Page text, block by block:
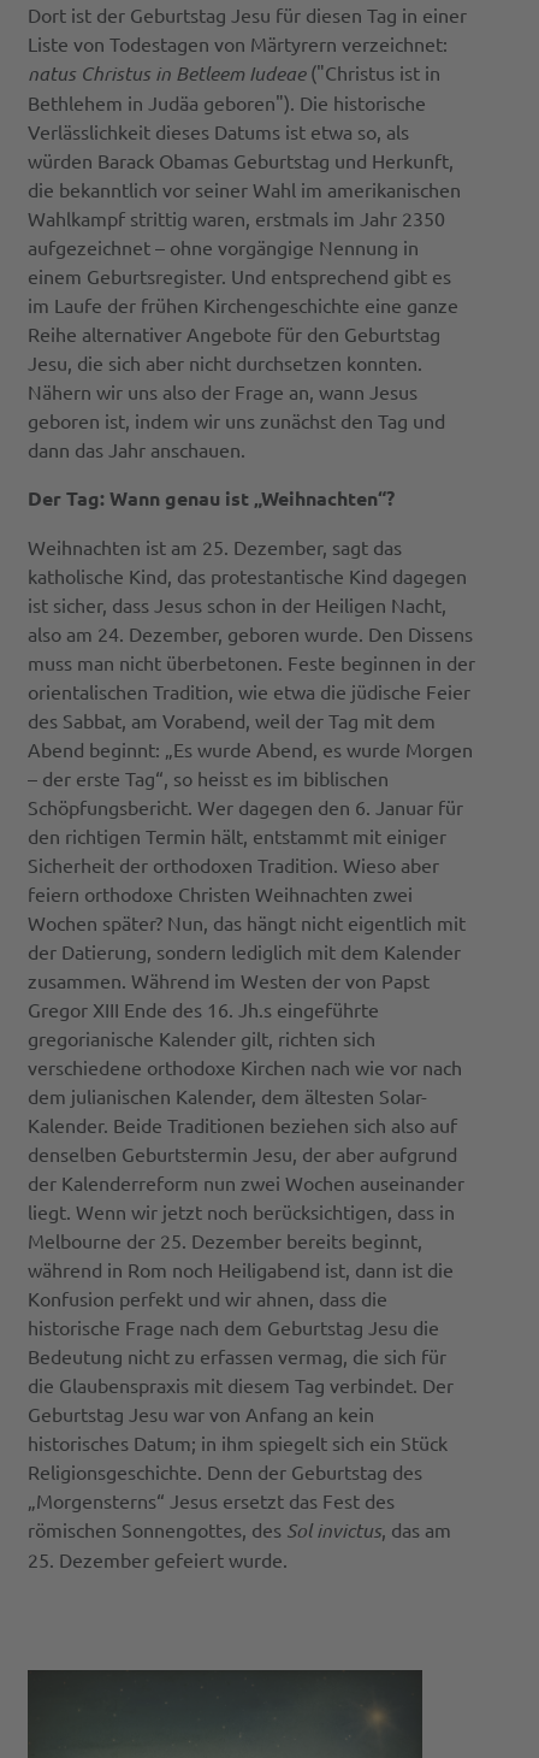
Dort ist der Geburtstag Jesu für diesen Tag in einer
Liste von Todestagen von Märtyrern verzeichnet:
natus Christus in Betleem Iudeae("Christus ist in
Bethlehem in Judäa geboren"). Die historische
Verlässlichkeit dieses Datums ist etwa so, als
würden Barack Obamas Geburtstag und Herkunft,
die bekanntlich vor seiner Wahl im amerikanischen
Wahlkampf strittig waren, erstmals im Jahr 2350
aufgezeichnet – ohne vorgängige Nennung in
einem Geburtsregister. Und entsprechend gibt es
im Laufe der frühen Kirchengeschichte eine ganze
Reihe alternativer Angebote für den Geburtstag
Jesu, die sich aber nicht durchsetzen konnten.
Nähern wir uns also der Frage an, wann Jesus
geboren ist, indem wir uns zunächst den Tag und
dann das Jahr anschauen.
Der Tag: Wann genau ist „Weihnachten“?
Weihnachten ist am 25. Dezember, sagt das
katholische Kind, das protestantische Kind dagegen
ist sicher, dass Jesus schon in der Heiligen Nacht,
also am 24. Dezember, geboren wurde. Den Dissens
muss man nicht überbetonen. Feste beginnen in der
orientalischen Tradition, wie etwa die jüdische Feier
des Sabbat, am Vorabend, weil der Tag mit dem
Abend beginnt: „Es wurde Abend, es wurde Morgen
– der erste Tag“, so heisst es im biblischen
Schöpfungsbericht. Wer dagegen den 6. Januar für
den richtigen Termin hält, entstammt mit einiger
Sicherheit der orthodoxen Tradition. Wieso aber
feiern orthodoxe Christen Weihnachten zwei
Wochen später? Nun, das hängt nicht eigentlich mit
der Datierung, sondern lediglich mit dem Kalender
zusammen. Während im Westen der von Papst
Gregor XIII Ende des 16. Jh.s eingeführte
gregorianische Kalender gilt, richten sich
verschiedene orthodoxe Kirchen nach wie vor nach
dem julianischen Kalender, dem ältesten Solar-
Kalender. Beide Traditionen beziehen sich also auf
denselben Geburtstermin Jesu, der aber aufgrund
der Kalenderreform nun zwei Wochen auseinander
liegt. Wenn wir jetzt noch berücksichtigen, dass in
Melbourne der 25. Dezember bereits beginnt,
während in Rom noch Heiligabend ist, dann ist die
Konfusion perfekt und wir ahnen, dass die
historische Frage nach dem Geburtstag Jesu die
Bedeutung nicht zu erfassen vermag, die sich für
die Glaubenspraxis mit diesem Tag verbindet. Der
Geburtstag Jesu war von Anfang an kein
historisches Datum; in ihm spiegelt sich ein Stück
Religionsgeschichte. Denn der Geburtstag des
„Morgensterns“ Jesus ersetzt das Fest des
römischen Sonnengottes, des Sol invictus, das am
25. Dezember gefeiert wurde.